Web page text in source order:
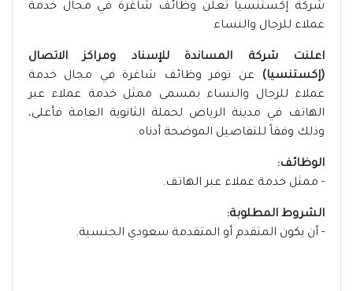
شركة إكستنسيا تعلن وظائف شاغرة في مجال خدمة
عملاء للرجال والنساء
اعلنت شركة المساندة للإسناد ومراكز الاتصال
(إكستنسيا) عن توفر وظائف شاغرة في مجال خدمة
عملاء للرجال والنساء بمسمى ممثل خدمة عملاء عبر
الهاتف في مدينة الرياض لحملة الثانوية العامة فأعلى،
وذلك وفقاً للتفاصيل الموضحة أدناه.
الوظائف:
- ممثل خدمة عملاء عبر الهاتف.
الشروط المطلوبة:
- أن يكون المتقدم أو المتقدمة سعودي الجنسية.